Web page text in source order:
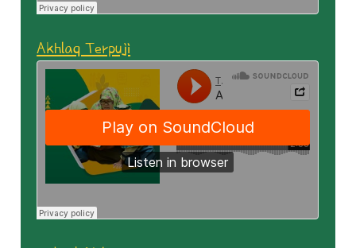
Akhlaq Terpuji